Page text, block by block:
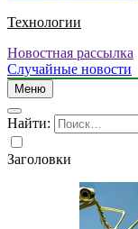
Технологии
Новостная рассылка
Случайные новости
Меню
Найти:
Заголовки